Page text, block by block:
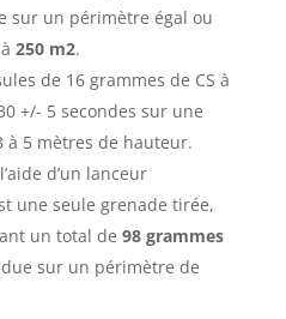
sur un périmètre égal ou
250 m2.
de 16 grammes de CS à
+/- 5 secondes sur une
à 5 mètres de hauteur.
d’un lanceur
une seule grenade tirée,
un total de 98 grammes
sur un périmètre de